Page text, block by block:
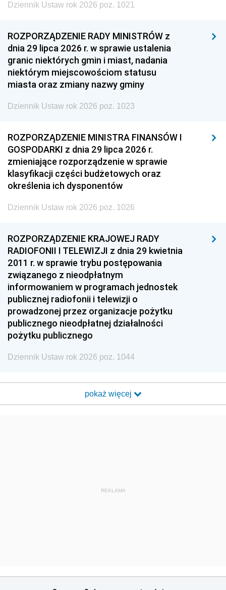
Dziennik Ustaw rok 2026 poz. 1021
ROZPORZĄDZENIE RADY MINISTRÓW z
dnia 29 lipca 2026 r. w sprawie ustalenia
granic niektórych gmin i miast, nadania
niektórym miejscowościom statusu
miasta oraz zmiany nazwy gminy
Dziennik Ustaw rok 2026 poz. 1023
ROZPORZĄDZENIE MINISTRA FINANSÓW I
GOSPODARKI z dnia 29 lipca 2026 r.
zmieniające rozporządzenie w sprawie
klasyfikacji części budżetowych oraz
określenia ich dysponentów
Dziennik Ustaw rok 2026 poz. 1026
ROZPORZĄDZENIE KRAJOWEJ RADY
RADIOFONII I TELEWIZJI z dnia 29 kwietnia
2011 r. w sprawie trybu postępowania
związanego z nieodpłatnym
informowaniem w programach jednostek
publicznej radiofonii i telewizji o
prowadzonej przez organizacje pożytku
publicznego nieodpłatnej działalności
pożytku publicznego
Dziennik Ustaw rok 2026 poz. 1044
pokaż więcej
REKLAMA